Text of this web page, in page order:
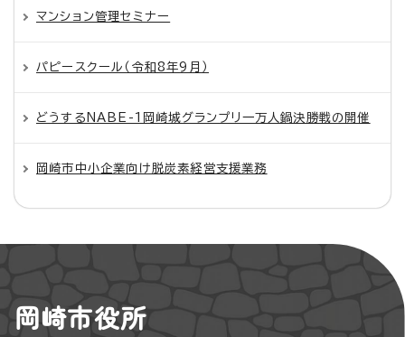
マンション管理セミナー
パピースクール（令和8年9月）
どうするNABE-1岡崎城グランプリ一万人鍋決勝戦の開催
岡崎市中小企業向け脱炭素経営支援業務
岡崎市役所